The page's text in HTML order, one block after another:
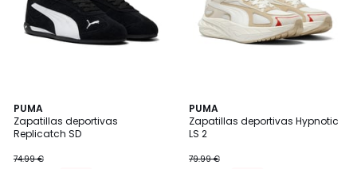
PUMA
Zapatillas deportivas
Replicatch SD
74.99 €
2
Colores
PUMA
Zapatillas deportivas Hypnotic
LS 2
79.99 €
3
Colores